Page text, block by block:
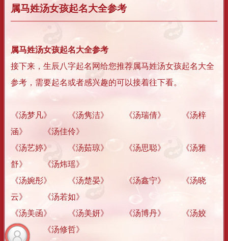
属马姓汤女孩起名大全参考
属马姓汤女孩起名大全参考
接下来，生辰八字起名网给您推荐属马姓汤女孩起名大全
参考，需要起名或者感兴趣的可以接着往下看。
《汤梦凡》 《汤隽洁》 《汤瑞倩》 《汤梓
涵》 《汤佳伶》
《汤艺婷》 《汤茹琼》 《汤思聪》 《汤雅
舒》 《汤炜瑶》
《汤婉彤》 《汤楚晏》 《汤鑫宁》 《汤晓
云》 《汤若如》
《汤美函》 《汤美妍》 《汤博丹》 《汤姣
蓉》 《汤修哲》